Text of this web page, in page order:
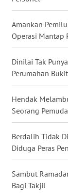
Amankan
Operasi Mantap
Dinilai Tak
Perumahan
Hendak
Seorang
Berdalih Tidak
Diduga Peras
Sambut
Bagi Takjil
WN
KALBAR
WN
KALTENG
WN
WN
WN